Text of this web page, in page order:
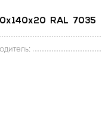
RAL 7035